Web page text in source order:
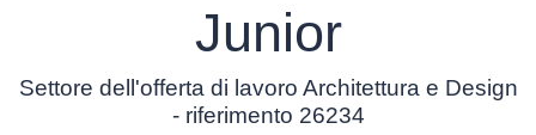
Junior
Settore dell'offerta di lavoro Architettura e Design
- riferimento 26234